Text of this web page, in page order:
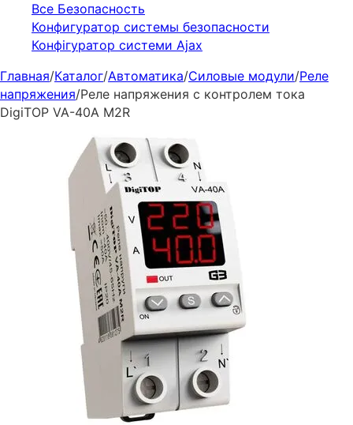
Все Безопасность
Конфигуратор системы безопасности
Конфігуратор системи Ajax
Главная/Каталог/Автоматика/Силовые модули/Реле
напряжения/Реле напряжения с контролем тока
DigiTOP VA-40A M2R